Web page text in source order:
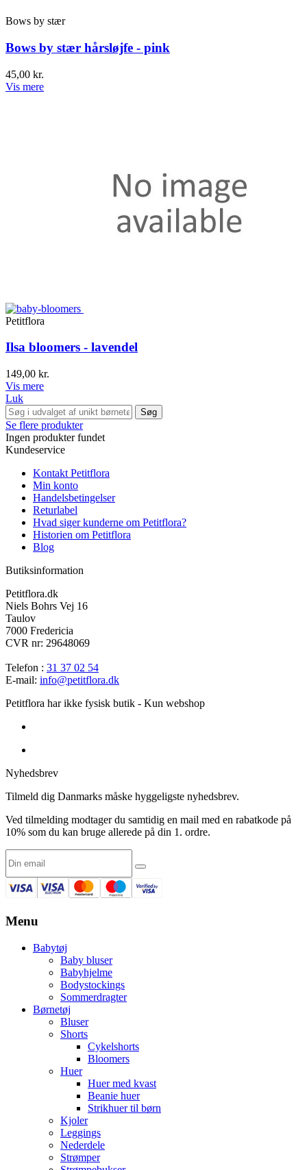
Bows by stær
Bows by stær hårsløjfe - pink
45,00 kr.
Vis mere
Petitflora
Ilsa bloomers - lavendel
149,00 kr.
Vis mere
Luk
Søg
Se flere produkter
Ingen produkter fundet
Kundeservice
Kontakt Petitflora
Min konto
Handelsbetingelser
Returlabel
Hvad siger kunderne om Petitflora?
Historien om Petitflora
Blog
Butiksinformation
Petitflora.dk
Niels Bohrs Vej 16
Taulov
7000 Fredericia
CVR nr: 29648069
Telefon : 31 37 02 54
E-mail: info@petitflora.dk
Petitflora har ikke fysisk butik - Kun webshop
Nyhedsbrev
Tilmeld dig Danmarks måske hyggeligste nyhedsbrev.
Ved tilmelding modtager du samtidig en mail med en rabatkode på
10% som du kan bruge allerede på din 1. ordre.
Menu
Babytøj
Baby bluser
Babyhjelme
Bodystockings
Sommerdragter
Børnetøj
Bluser
Shorts
Cykelshorts
Bloomers
Huer
Huer med kvast
Beanie huer
Strikhuer til børn
Kjoler
Leggings
Nederdele
Strømper